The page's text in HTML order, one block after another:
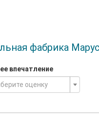
фабрика
впечатление
оценку